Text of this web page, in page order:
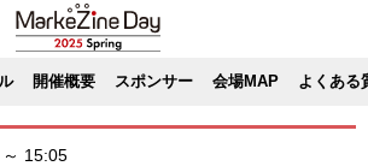
開催概要 スポンサー 会場MAP よくある
15:05